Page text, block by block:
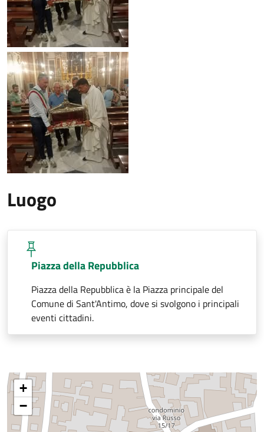
Luogo
Piazza della Repubblica
Piazza della Repubblica è la Piazza principale del
Comune di Sant'Antimo, dove si svolgono i principali
eventi cittadini.
+
−